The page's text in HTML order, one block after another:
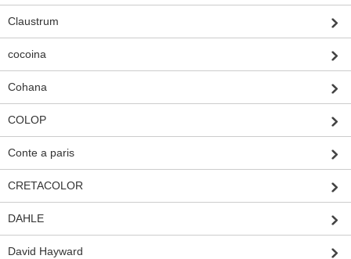
Claustrum
cocoina
Cohana
COLOP
Conte a paris
CRETACOLOR
DAHLE
David Hayward